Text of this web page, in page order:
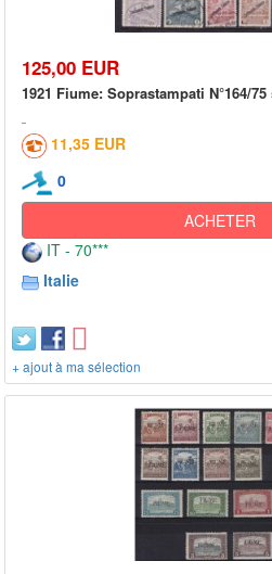
125,00 EUR
1921 Fiume: Soprastampati N°164/
11,35 EUR
0
ACHETER
IT - 70***
Italie
+ ajout à ma sélection